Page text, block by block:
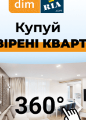
вагову гирку XII–XIII
медики провели
операцій на аорті
на "зебрі"
хлопчика з велосипедом
площа всіх книгарень
6 футбольних полів